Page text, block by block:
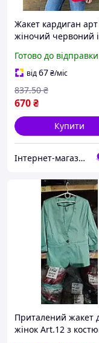
Жакет кардиган
жіночий червоний
довжини з довгими
рукавами для офісу
прогулянок
Готово до відправки
від67₴/міс
670₴
837.50 ₴
Купити
Інтернет-магазин Clothes-Mall
Приталений жакет
жінок Art.12 з